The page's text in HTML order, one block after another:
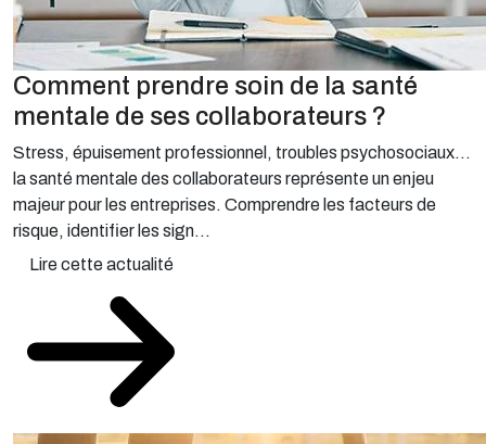
Comment prendre soin de la santé
mentale de ses collaborateurs ?
Stress, épuisement professionnel, troubles psychosociaux…
la santé mentale des collaborateurs représente un enjeu
majeur pour les entreprises. Comprendre les facteurs de
risque, identifier les sign...
Lire cette actualité